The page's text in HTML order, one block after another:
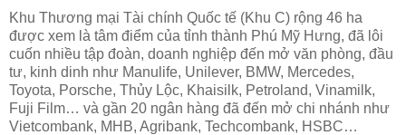
Khu Thương mại Tài chính Quốc tế (Khu C) rộng 46 ha
được xem là tâm điểm của tỉnh thành Phú Mỹ Hưng, đã lôi
cuốn nhiều tập đoàn, doanh nghiệp đến mở văn phòng, đầu
tư, kinh dinh như Manulife, Unilever, BMW, Mercedes,
Toyota, Porsche, Thủy Lộc, Khaisilk, Petroland, Vinamilk,
Fuji Film… và gần 20 ngân hàng đã đến mở chi nhánh như
Vietcombank, MHB, Agribank, Techcombank, HSBC…